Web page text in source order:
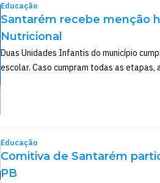
Educação
Santarém recebe menção
Nutricional
Duas Unidades Infantis do município
escolar. Caso cumpram todas as etapas,
Educação
Comitiva de Santarém
PB